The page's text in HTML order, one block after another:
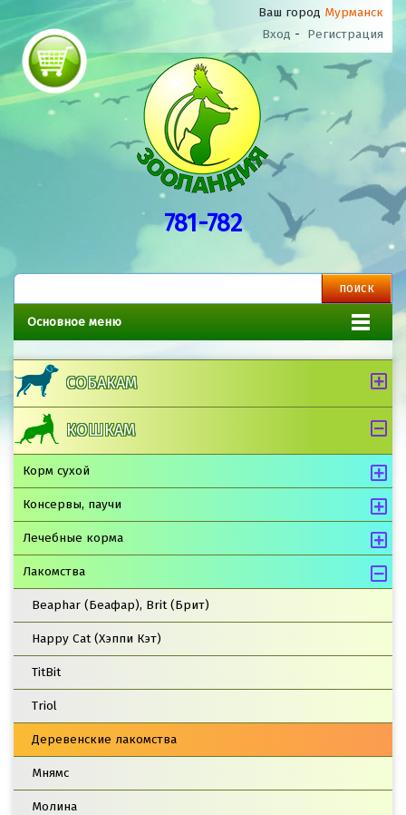
Ваш город Мурманск
Вход - Регистрация
781-782
Основное меню
СОБАКАМ
КОШКАМ
Корм сухой
Консервы, паучи
Лечебные корма
Лакомства
Beaphar (Беафар), Brit (Брит)
Happy Cat (Хэппи Кэт)
TitBit
Triol
Деревенские лакомства
Мнямс
Молина